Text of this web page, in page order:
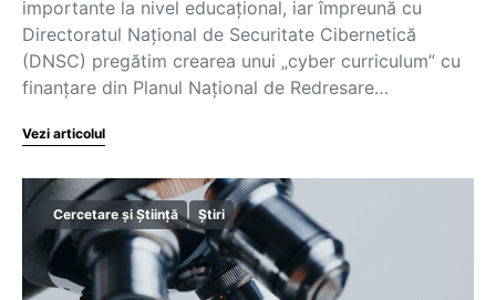
importante la nivel educaţional, iar împreună cu
Directoratul Naţional de Securitate Cibernetică
(DNSC) pregătim crearea unui „cyber curriculum” cu
finanţare din Planul Naţional de Redresare…
Vezi articolul
Cercetare și Știință Știri